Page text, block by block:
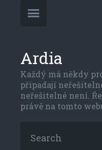
Ardia
Každý má někdy
připadají
neřešitelné není.
právě na tomto